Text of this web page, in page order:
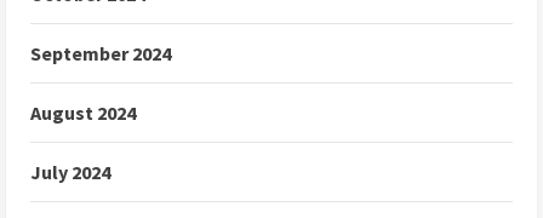
September 2024
August 2024
July 2024